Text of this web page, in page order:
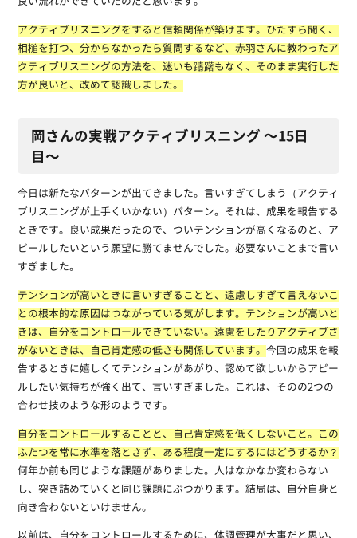
アクティブリスニングをすると信頼関係が築けます。ひたすら聞く、
相槌を打つ、分からなかったら質問するなど、赤羽さんに教わったア
クティブリスニングの方法を、迷いも躊躇もなく、そのまま実行した
方が良いと、改めて認識しました。
岡さんの実戦アクティブリスニング 〜15日
目〜
今日は新たなパターンが出てきました。言いすぎてしまう（アクティ
ブリスニングが上手くいかない）パターン。それは、成果を報告する
ときです。良い成果だったので、ついテンションが高くなるのと、ア
ピールしたいという願望に勝てませんでした。必要ないことまで言い
すぎました。
テンションが高いときに言いすぎることと、遠慮しすぎて言えないこ
との根本的な原因はつながっている気がします。テンションが高いと
きは、自分をコントロールできていない。遠慮をしたりアクティブさ
がないときは、自己肯定感の低さも関係しています。 今回の成果を報
告するときに嬉しくてテンションがあがり、認めて欲しいからアピー
ルしたい気持ちが強く出て、言いすぎました。これは、そのの2つの
合わせ技のような形のようです。
自分をコントロールすることと、自己肯定感を低くしないこと。この
ふたつを常に水準を落とさず、ある程度一定にするにはどうするか？
何年か前も同じような課題がありました。人はなかなか変わらない
し、突き詰めていくと同じ課題にぶつかります。結局は、自分自身と
向き合わないといけません。